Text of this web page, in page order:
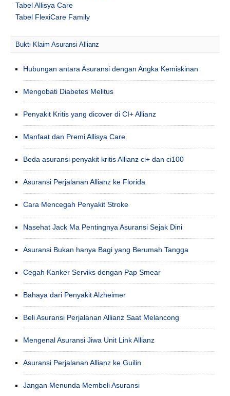
Tabel Allisya Care
Tabel FlexiCare Family
Bukti Klaim Asuransi Allianz
Hubungan antara Asuransi dengan Angka Kemiskinan
Mengobati Diabetes Melitus
Penyakit Kritis yang dicover di CI+ Allianz
Manfaat dan Premi Allisya Care
Beda asuransi penyakit kritis Allianz ci+ dan ci100
Asuransi Perjalanan Allianz ke Florida
Cara Mencegah Penyakit Stroke
Nasehat Jack Ma Pentingnya Asuransi Sejak Dini
Asuransi Bukan hanya Bagi yang Berumah Tangga
Cegah Kanker Serviks dengan Pap Smear
Bahaya dari Penyakit Alzheimer
Beli Asuransi Perjalanan Allianz Saat Melancong
Mengenal Asuransi Jiwa Unit Link Allianz
Asuransi Perjalanan Allianz ke Guilin
Jangan Menunda Membeli Asuransi